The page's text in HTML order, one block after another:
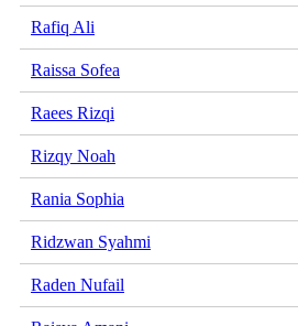
Rafiq Ali
Raissa Sofea
Raees Rizqi
Rizqy Noah
Rania Sophia
Ridzwan Syahmi
Raden Nufail